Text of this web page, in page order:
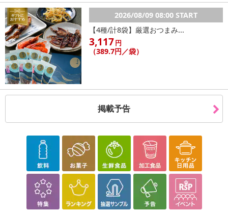
2026/08/09 08:00 START
【4種/計8袋】厳選おつまみ...
3,117円
（389.7円／袋）
掲載予告